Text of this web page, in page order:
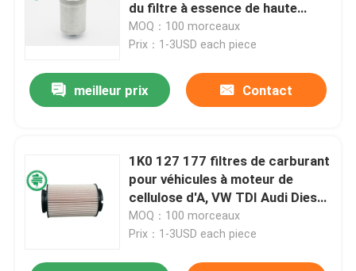
du filtre à essence de haute
performance L6
MOQ：100 morceaux
Prix：1-3USD each piece
meilleur prix Contact
1K0 127 177 filtres de carburant
pour véhicules à moteur de
cellulose d'A, VW TDI Audi Diesel
Fuel Filter 1K0 127 434
MOQ：100 morceaux
Prix：1-3USD each piece